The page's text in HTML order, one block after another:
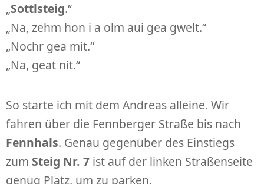
„Sottlsteig.“
„Na, zehm hon i a olm aui gea gwelt.“
„Nochr gea mit.“
„Na, geat nit.“
So starte ich mit dem Andreas alleine. Wir
fahren über die Fennberger Straße bis nach
Fennhals. Genau gegenüber des Einstiegs
zum Steig Nr. 7 ist auf der linken Straßenseite
genug Platz, um zu parken.